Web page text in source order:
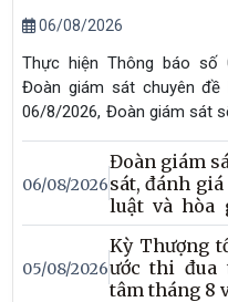
06/08/2026
Thực hiện Thông báo số
Đoàn giám sát chuyên đề
06/8/2026, Đoàn giám sát
việc với thôn Phúc Thành
tác tuyên truyền, phổ biến
sở năm 2025.
06/08/2026
Đoàn giám
sát, đánh
luật và hòa
Môn
05/08/2026
Kỳ Thượng
ước thi đua
tâm tháng 8